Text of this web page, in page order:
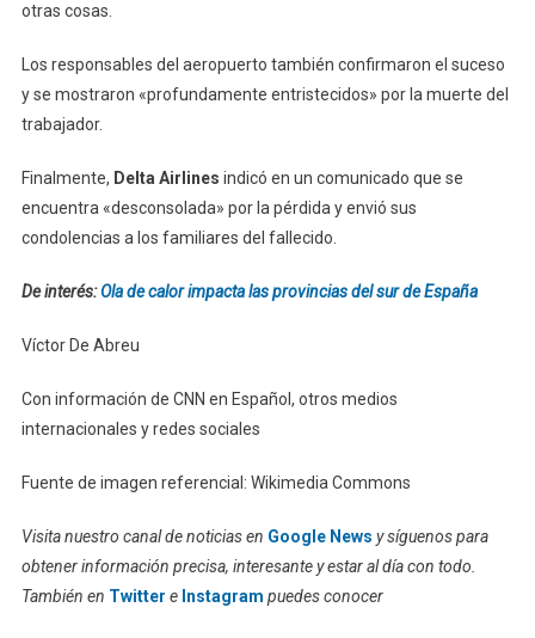
otras cosas.
Los responsables del aeropuerto también confirmaron el suceso
y se mostraron «profundamente entristecidos» por la muerte del
trabajador.
Finalmente, Delta Airlines indicó en un comunicado que se
encuentra «desconsolada» por la pérdida y envió sus
condolencias a los familiares del fallecido.
De interés:Ola de calor impacta las provincias del sur de España
Víctor De Abreu
Con información de CNN en Español, otros medios
internacionales y redes sociales
Fuente de imagen referencial: Wikimedia Commons
Visita nuestro canal de noticias en Google News y síguenos para
obtener información precisa, interesante y estar al día con todo.
También en Twitter e Instagram puedes conocer